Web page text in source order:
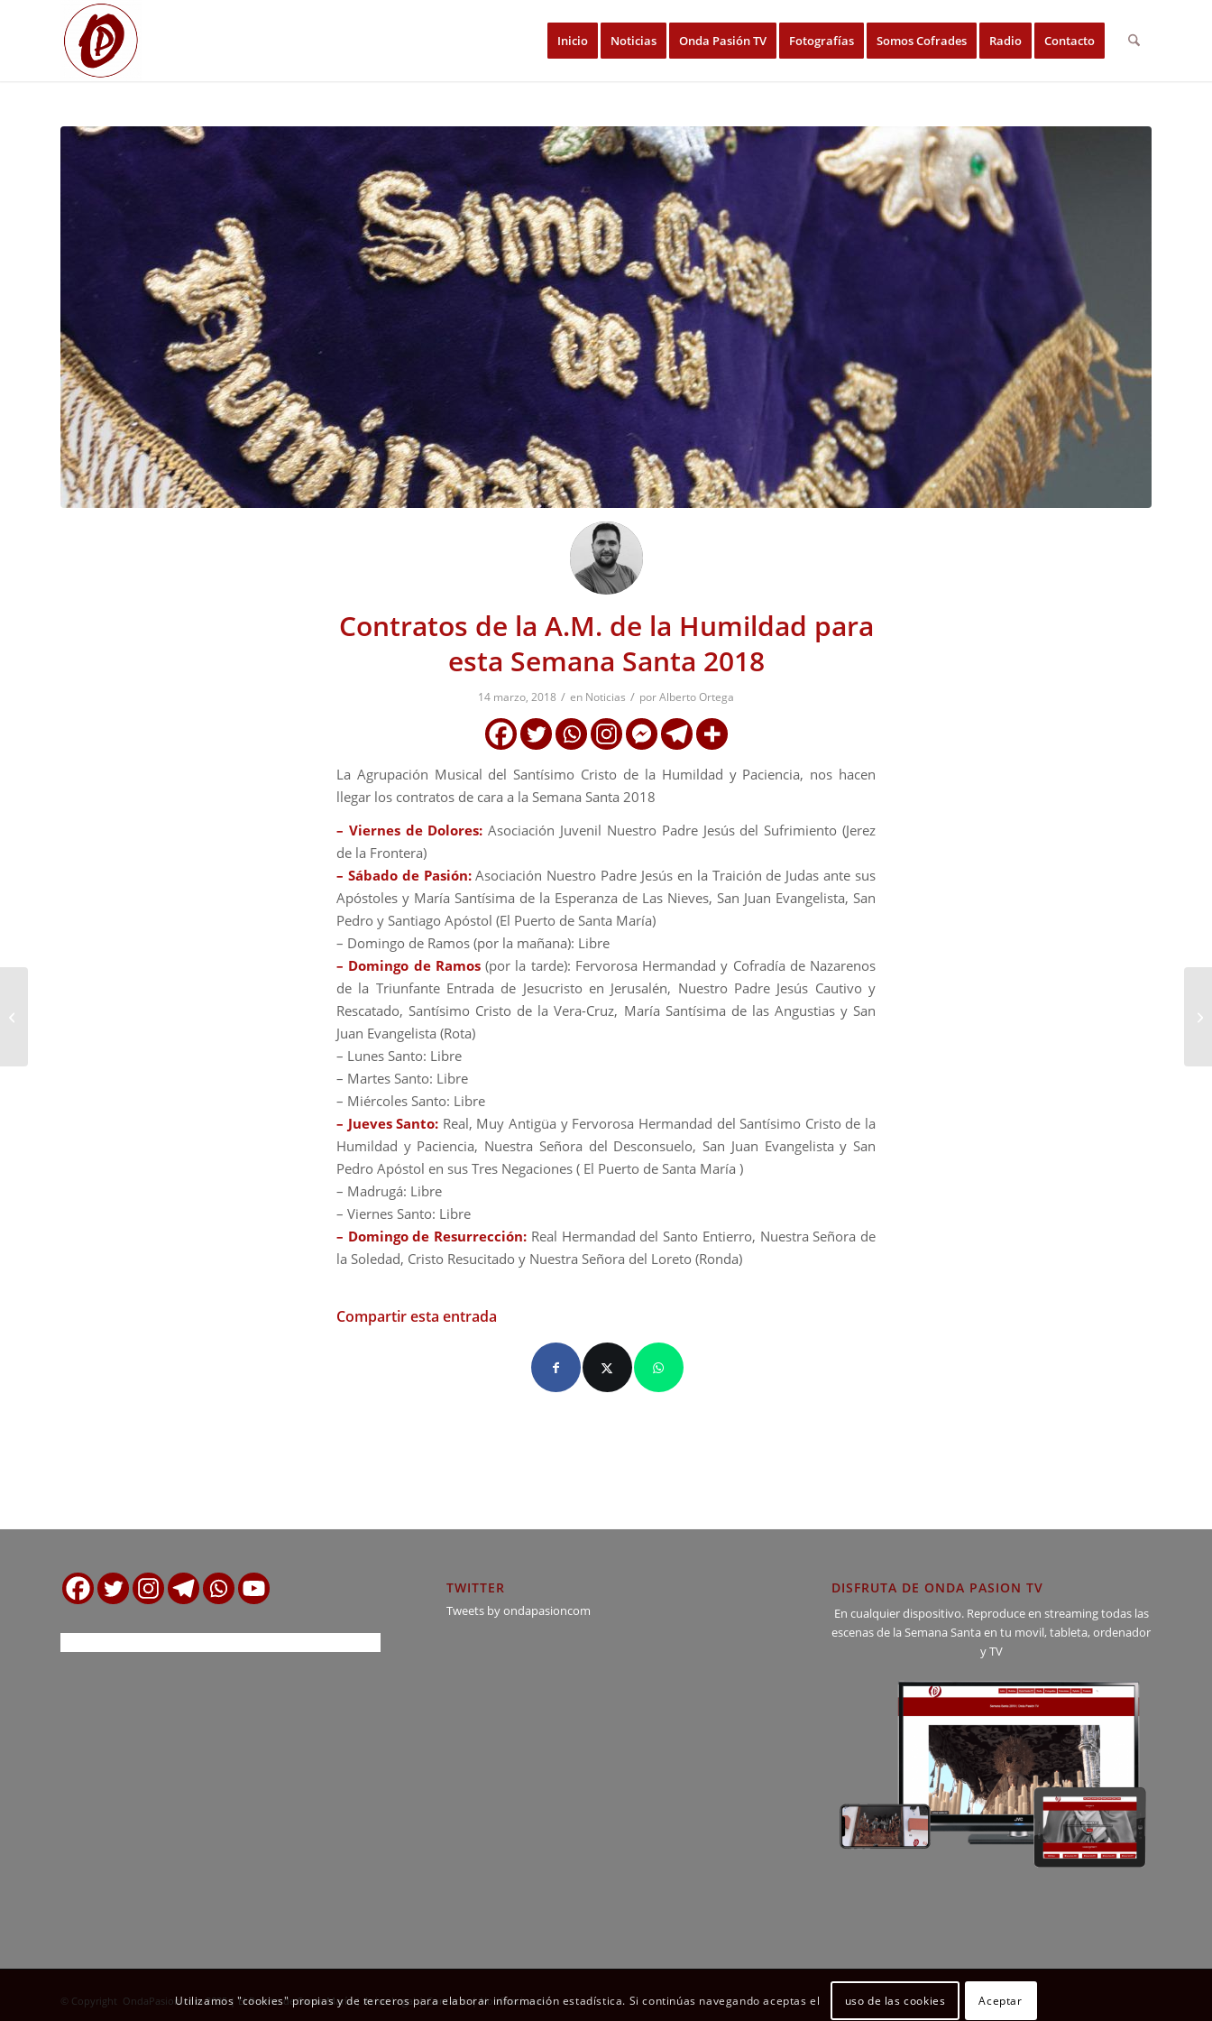
Inicio Noticias Onda Pasión TV Fotografías Somos Cofrades Radio Contacto
Contratos de la A.M. de la Humildad para
esta Semana Santa 2018
14 marzo, 2018 / en Noticias / porAlberto Ortega
La Agrupación Musical del Santísimo Cristo de la Humildad y Paciencia, nos hacen
llegar los contratos de cara a la Semana Santa 2018
– Viernes de Dolores: Asociación Juvenil Nuestro Padre Jesús del Sufrimiento (Jerez
de la Frontera)
– Sábado de Pasión:Asociación Nuestro Padre Jesús en la Traición de Judas ante sus
Apóstoles y María Santísima de la Esperanza de Las Nieves, San Juan Evangelista, San
Pedro y Santiago Apóstol (El Puerto de Santa María)
– Domingo de Ramos (por la mañana): Libre
– Domingo de Ramos(por la tarde): Fervorosa Hermandad y Cofradía de Nazarenos
de la Triunfante Entrada de Jesucristo en Jerusalén, Nuestro Padre Jesús Cautivo y
Rescatado, Santísimo Cristo de la Vera-Cruz, María Santísima de las Angustias y San
Juan Evangelista (Rota)
– Lunes Santo: Libre
– Martes Santo: Libre
– Miércoles Santo: Libre
– Jueves Santo: Real, Muy Antigüa y Fervorosa Hermandad del Santísimo Cristo de la
Humildad y Paciencia, Nuestra Señora del Desconsuelo, San Juan Evangelista y San
Pedro Apóstol en sus Tres Negaciones ( El Puerto de Santa María )
– Madrugá: Libre
– Viernes Santo: Libre
– Domingo de Resurrección: Real Hermandad del Santo Entierro, Nuestra Señora de
la Soledad, Cristo Resucitado y Nuestra Señora del Loreto (Ronda)
Compartir esta entrada
TWITTER
Tweets by ondapasioncom
DISFRUTA DE ONDA PASION TV
En cualquier dispositivo. Reproduce en streaming todas las
escenas de la Semana Santa en tu movil, tableta, ordenador
y TV
© Copyright OndaPasion.com 2025 | El Puerto de Santa María | Aviso Legal|Contacto|Notificaciones
Utilizamos "cookies" propias y de terceros para elaborar información estadística. Si continúas navegando aceptas el uso de las cookies Aceptar